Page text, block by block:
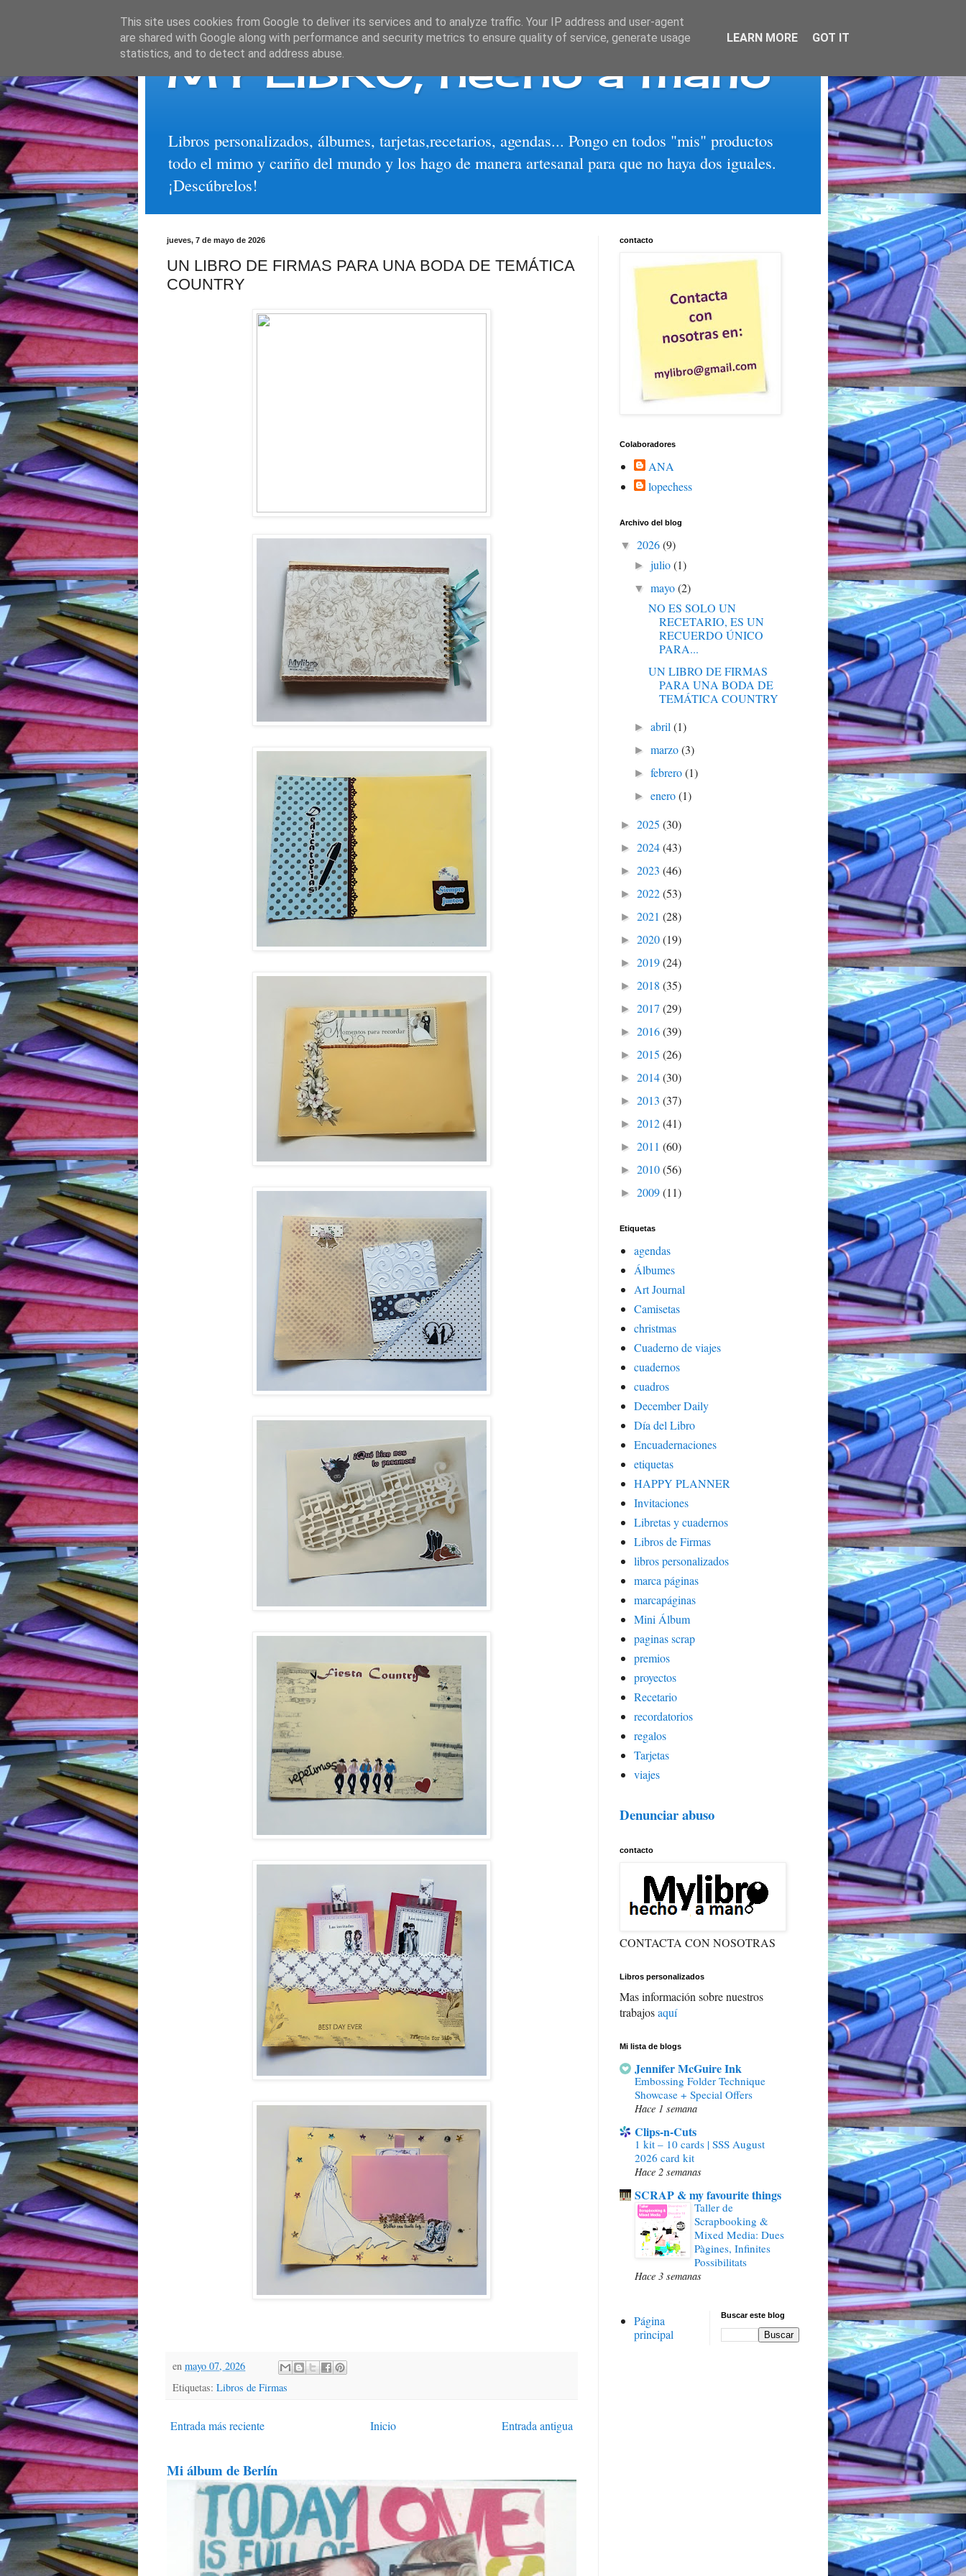
MY LIBRO, hecho a mano
Libros personalizados, álbumes, tarjetas,recetarios, agendas... Pongo en todos "mis" productos
todo el mimo y cariño del mundo y los hago de manera artesanal para que no haya dos iguales.
¡Descúbrelos!
jueves, 7 de mayo de 2026
UN LIBRO DE FIRMAS PARA UNA BODA DE TEMÁTICA
COUNTRY
en mayo 07, 2026
Etiquetas: Libros de Firmas
Entrada más reciente Entrada antigua
Inicio
Mi álbum de Berlín
contacto
Colaboradores
ANA
lopechess
Archivo del blog
▼ 2026(9)
►julio(1)
▼mayo(2)
NO ES SOLO UN
RECETARIO, ES UN
RECUERDO ÚNICO
PARA...
UN LIBRO DE FIRMAS
PARA UNA BODA DE
TEMÁTICA COUNTRY
►abril(1)
►marzo(3)
►febrero(1)
►enero(1)
► 2025 (30)
► 2024(43)
► 2023 (46)
► 2022(53)
► 2021 (28)
► 2020(19)
► 2019(24)
► 2018 (35)
► 2017 (29)
► 2016(39)
► 2015 (26)
► 2014(30)
► 2013 (37)
► 2012(41)
► 2011 (60)
► 2010(56)
► 2009(11)
Etiquetas
agendas
Álbumes
Art Journal
Camisetas
christmas
Cuaderno de viajes
cuadernos
cuadros
December Daily
Día del Libro
Encuadernaciones
etiquetas
HAPPY PLANNER
Invitaciones
Libretas y cuadernos
Libros de Firmas
libros personalizados
marca páginas
marcapáginas
Mini Álbum
paginas scrap
premios
proyectos
Recetario
recordatorios
regalos
Tarjetas
viajes
Denunciar abuso
contacto
CONTACTA CON NOSOTRAS
Libros personalizados
Mas información sobre nuestros
trabajosaquí
Mi lista de blogs
Jennifer McGuire Ink
Embossing Folder Technique
Showcase + Special Offers
Hace 1 semana
Clips-n-Cuts
1 kit – 10 cards | SSS August
2026 card kit
Hace 2 semanas
SCRAP & my favourite things
Taller de
Scrapbooking &
Mixed Media: Dues
Pàgines, Infinites
Possibilitats
Hace 3 semanas
Página
principal
Buscar este blog
This site uses cookies from Google to deliver its services and to analyze traffic. Your IP address and user-agent
are shared with Google along with performance and security metrics to ensure quality of service, generate usage
statistics, and to detect and address abuse.
LEARN MORE GOT IT